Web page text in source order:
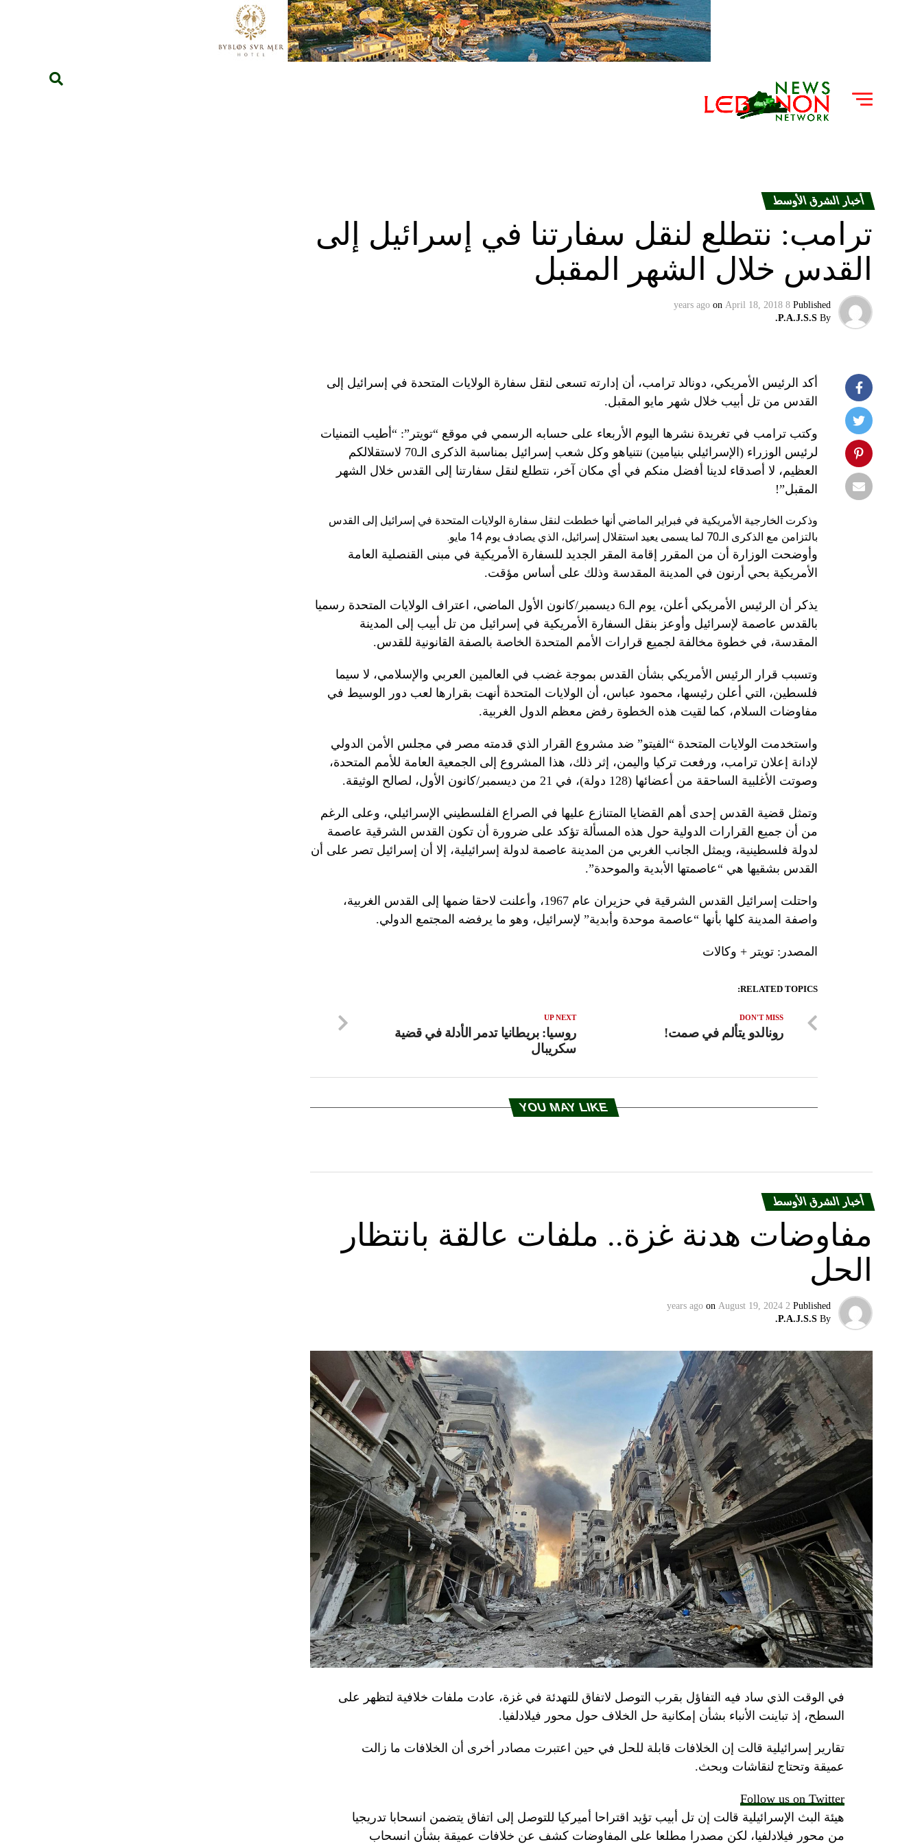
أخبار الشرق الأوسط
ترامب: نتطلع لنقل سفارتنا في إسرائيل إلى
القدس خلال الشهر المقبل
Published
8 years ago
on April 18, 2018
By
P.A.J.S.S.
أكد الرئيس الأمريكي، دونالد ترامب، أن إدارته تسعى لنقل سفارة الولايات المتحدة في إسرائيل إلى
القدس من تل أبيب خلال شهر مايو المقبل.
وكتب ترامب في تغريدة نشرها اليوم الأربعاء على حسابه الرسمي في موقع “تويتر”: “أطيب التمنيات
لرئيس الوزراء (الإسرائيلي بنيامين) نتنياهو وكل شعب إسرائيل بمناسبة الذكرى الـ70 لاستقلالكم
العظيم، لا أصدقاء لدينا أفضل منكم في أي مكان آخر، نتطلع لنقل سفارتنا إلى القدس خلال الشهر
المقبل”!
وذكرت الخارجية الأمريكية في فبراير الماضي أنها خططت لنقل سفارة الولايات المتحدة في إسرائيل إلى القدس
بالتزامن مع الذكرى الـ70 لما يسمى يعيد استقلال إسرائيل، الذي يصادف يوم 14 مايو.
وأوضحت الوزارة أن من المقرر إقامة المقر الجديد للسفارة الأمريكية في مبنى القنصلية العامة
الأمريكية بحي أرنون في المدينة المقدسة وذلك على أساس مؤقت.
يذكر أن الرئيس الأمريكي أعلن، يوم الـ6 ديسمبر/كانون الأول الماضي، اعتراف الولايات المتحدة رسميا
بالقدس عاصمة لإسرائيل وأوعز بنقل السفارة الأمريكية في إسرائيل من تل أبيب إلى المدينة
المقدسة، في خطوة مخالفة لجميع قرارات الأمم المتحدة الخاصة بالصفة القانونية للقدس.
وتسبب قرار الرئيس الأمريكي بشأن القدس بموجة غضب في العالمين العربي والإسلامي، لا سيما
فلسطين، التي أعلن رئيسها، محمود عباس، أن الولايات المتحدة أنهت بقرارها لعب دور الوسيط في
مفاوضات السلام، كما لقيت هذه الخطوة رفض معظم الدول الغربية.
واستخدمت الولايات المتحدة “الفيتو” ضد مشروع القرار الذي قدمته مصر في مجلس الأمن الدولي
لإدانة إعلان ترامب، ورفعت تركيا واليمن، إثر ذلك، هذا المشروع إلى الجمعية العامة للأمم المتحدة،
وصوتت الأغلبية الساحقة من أعضائها (128 دولة)، في 21 من ديسمبر/كانون الأول، لصالح الوثيقة.
وتمثل قضية القدس إحدى أهم القضايا المتنازع عليها في الصراع الفلسطيني الإسرائيلي، وعلى الرغم
من أن جميع القرارات الدولية حول هذه المسألة تؤكد على ضرورة أن تكون القدس الشرقية عاصمة
لدولة فلسطينية، ويمثل الجانب الغربي من المدينة عاصمة لدولة إسرائيلية، إلا أن إسرائيل تصر على أن
القدس بشقيها هي “عاصمتها الأبدية والموحدة”.
واحتلت إسرائيل القدس الشرقية في حزيران عام 1967، وأعلنت لاحقا ضمها إلى القدس الغربية،
واصفة المدينة كلها بأنها “عاصمة موحدة وأبدية” لإسرائيل، وهو ما يرفضه المجتمع الدولي.
المصدر: تويتر + وكالات
RELATED TOPICS:
UP NEXT
روسيا: بريطانيا تدمر الأدلة في قضية
سكريبال
DON'T MISS
رونالدو يتألم في صمت!
YOU MAY LIKE
أخبار الشرق الأوسط
مفاوضات هدنة غزة.. ملفات عالقة بانتظار
الحل
Published
2 years ago
on August 19, 2024
By
P.A.J.S.S.
في الوقت الذي ساد فيه التفاؤل بقرب التوصل لاتفاق للتهدئة في غزة، عادت ملفات خلافية لتظهر على
السطح، إذ تباينت الأنباء بشأن إمكانية حل الخلاف حول محور فيلادلفيا.
تقارير إسرائيلية قالت إن الخلافات قابلة للحل في حين اعتبرت مصادر أخرى أن الخلافات ما زالت
عميقة وتحتاج لنقاشات وبحث.
Follow us on Twitter
هيئة البث الإسرائيلية قالت إن تل أبيب تؤيد اقتراحا أميركيا للتوصل إلى اتفاق يتضمن انسحابا تدريجيا
من محور فيلادلفيا، لكن مصدرا مطلعا على المفاوضات كشف عن خلافات عميقة بشأن انسحاب